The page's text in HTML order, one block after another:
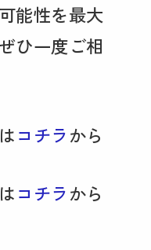
能性を最大
ひ一度ご相
コチラから
コチラから